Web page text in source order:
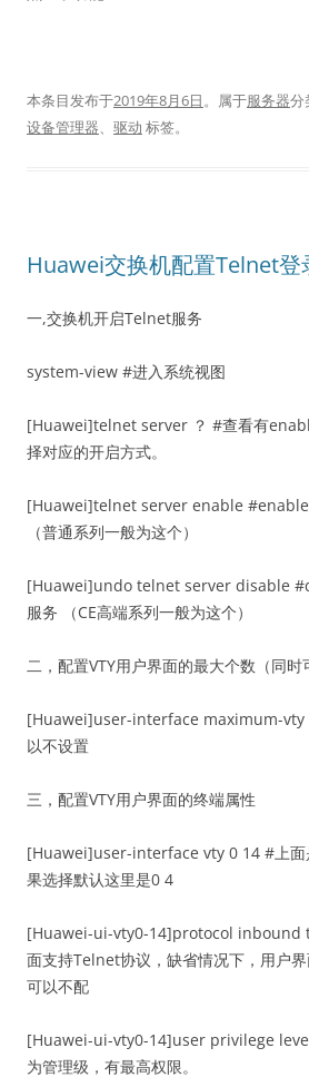
本条目发布于2019年8月6日。属于服务器分
设备管理器、 驱动 标签。
Huawei交换机配置Telnet登
一,交换机开启Telnet服务
system-view #进入系统视图
[Huawei]telnet server ？ #查看有
择对应的开启方式。
[Huawei]telnet server enable #enable
（普通系列一般为这个）
[Huawei]undo telnet server disable
服务 （CE高端系列一般为这个）
二，配置VTY用户界面的最大个数（同时
[Huawei]user-interface maximum-vty
以不设置
三，配置VTY用户界面的终端属性
[Huawei]user-interface vty 0 14 #上面
果选择默认这里是0 4
[Huawei-ui-vty0-14]protocol inbound
面支持Telnet协议，缺省情况下，用户
可以不配
[Huawei-ui-vty0-14]user privilege
为管理级，有最高权限。